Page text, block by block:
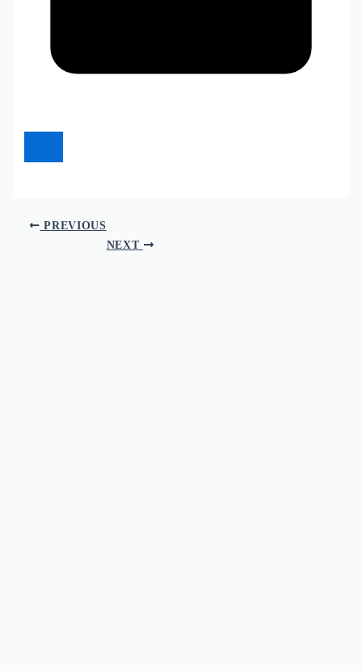
PREVIOUS
NEXT